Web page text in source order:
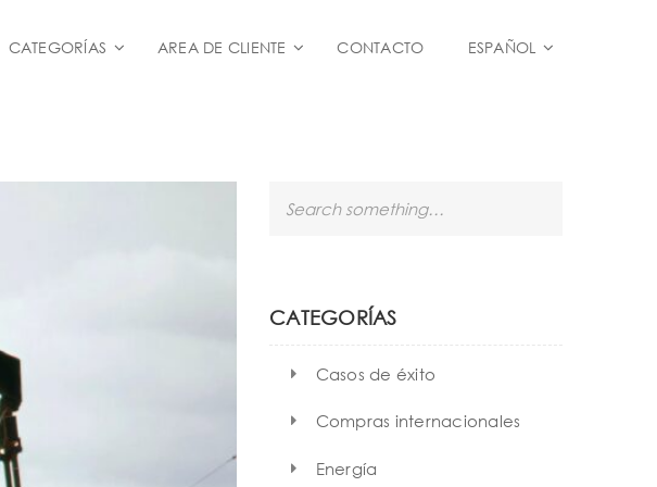
CATEGORÍAS AREA DE CLIENTE CONTACTO ESPAÑOL
h
CATEGORÍAS
Casos de éxito
Compras internacionales
Energía